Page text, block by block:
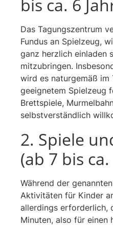
bis ca. 6
Das Tagungszentrum
Fundus an Spielzeug,
ganz herzlich einladen
mitzubringen.
wird es naturgemäß im
geeignetem Spielzeug
Brettspiele,
selbstverständlich
2. Spiele
(ab 7 bis
Während der
Aktivitäten für Kinder
allerdings erforderlich,
Minuten, also für einen